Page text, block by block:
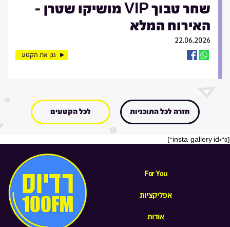
שחר טבוך VIP מושיקו שטרן -
האירוח המלא
22.06.2026
נגן את הקטע
חזרה לכל התוכניות לכל הקטעים
[insta-gallery id="0"]
For You
אפליקציות
אודות